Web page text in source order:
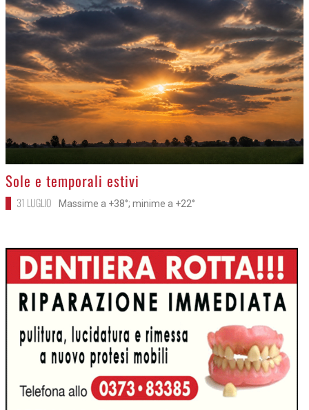
>
Sole e temporali estivi
31 LUGLIO Massime a +38°; minime a +22°